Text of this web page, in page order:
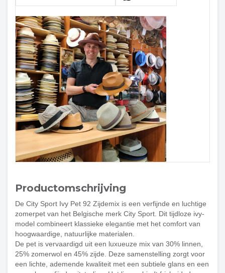
Productomschrijving
De City Sport Ivy Pet 92 Zijdemix is een verfijnde en luchtige
zomerpet van het Belgische merk City Sport. Dit tijdloze ivy-
model combineert klassieke elegantie met het comfort van
hoogwaardige, natuurlijke materialen.
De pet is vervaardigd uit een luxueuze mix van 30% linnen,
25% zomerwol en 45% zijde. Deze samenstelling zorgt voor
een lichte, ademende kwaliteit met een subtiele glans en een